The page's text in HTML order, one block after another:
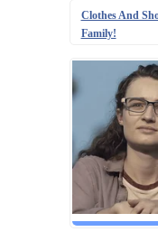
Clothes And
Family!